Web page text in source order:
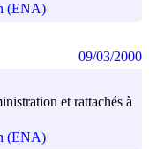
(ENA)
et rattachés à
(ENA)
09/03/2000